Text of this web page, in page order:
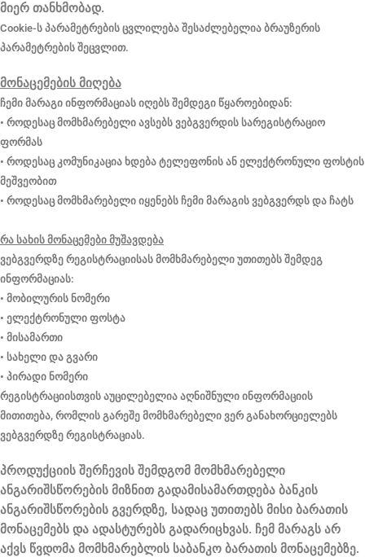
მიერ თანხმობად.
Cookie-ს პარამეტრების ცვლილება შესაძლებელია ბრაუზერის
პარამეტრების შეცვლით.
მონაცემების მიღება
ჩემი მარაგი ინფორმაციას იღებს შემდეგი წყაროებიდან:
• როდესაც მომხმარებელი ავსებს ვებგვერდის სარეგისტრაციო
ფორმას
• როდესაც კომუნიკაცია ხდება ტელეფონის ან ელექტრონული ფოსტის
მეშვეობით
• როდესაც მომხმარებელი იყენებს ჩემი მარაგის ვებგვერდს და ჩატს
რა სახის მონაცემები მუშავდება
ვებგვერდზე რეგისტრაციისას მომხმარებელი უთითებს შემდეგ
ინფორმაციას:
• მობილურის ნომერი
• ელექტრონული ფოსტა
• მისამართი
• სახელი და გვარი
• პირადი ნომერი
რეგისტრაციისთვის აუცილებელია აღნიშნული ინფორმაციის
მითითება, რომლის გარეშე მომხმარებელი ვერ განახორციელებს
ვებგვერდზე რეგისტრაციას.
პროდუქციის შერჩევის შემდგომ მომხმარებელი
ანგარიშსწორების მიზნით გადამისამართდება ბანკის
ანგარიშსწორების გვერდზე, სადაც უთითებს მისი ბარათის
მონაცემებს და ადასტურებს გადარიცხვას. ჩემ მარაგს არ
აქვს წვდომა მომხმარებლის საბანკო ბარათის მონაცემებზე.